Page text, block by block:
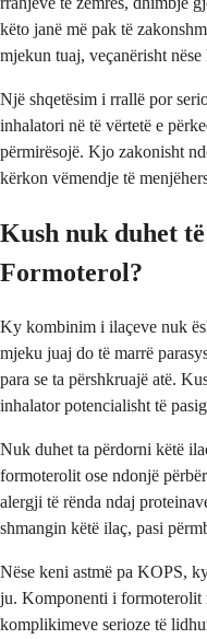
këto janë më pak të
mjekun tuaj, veçanërisht
Një shqetësim i rrallë por
inhalatori në të vërtetë e
përmirësojë. Kjo zakonisht
kërkon vëmendje të
Kush nuk duhet
Formoterol?
Ky kombinim i ilaçeve nuk
mjeku juaj do të marrë
para se ta përshkruajë atë.
inhalator potencialisht të
Nuk duhet ta përdorni këtë
formoterolit ose ndonjë
alergji të rënda ndaj
shmangin këtë ilaç, pasi
Nëse keni astmë pa KOPS,
ju. Komponenti i formoterolit
komplikimeve serioze të